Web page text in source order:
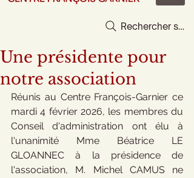
Rechercher sur
Une présidente pour
notre association
Réunis au Centre François-Garnier ce
mardi 4 février 2026, les membres du
Conseil d'administration ont élu à
l'unanimité Mme Béatrice LE
GLOANNEC à la présidence de
l'association, M. Michel CAMUS ne